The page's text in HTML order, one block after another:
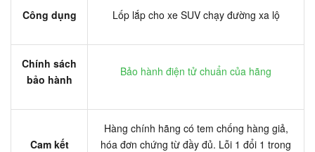
Công dụng Lốp lắp cho xe SUV chạy đường xa lộ
Chính sách
bảo hành
Bảo hành điện tử chuẩn của hãng
Cam kết
Hàng chính hãng có tem chống hàng giả,
hóa đơn chứng từ đầy đủ. Lỗi 1 đổi 1 trong